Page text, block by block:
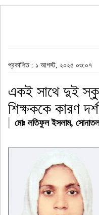
প্রকাশিত : ১ আগস্ট, ২০২৫ ০৩:০৭
একই সাথে দুই
শিক্ষককে কারণ
মোঃ লতিফুল ইসলাম,